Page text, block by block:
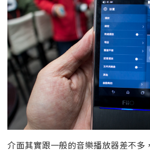
介面其實跟一般的音樂播放器差不多